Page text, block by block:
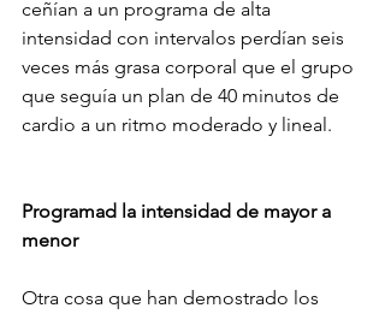
ceñían a un programa de alta
intensidad con intervalos perdían seis
veces más grasa corporal que el grupo
que seguía un plan de 40 minutos de
cardio a un ritmo moderado y lineal.
Programad la intensidad de mayor a
menor
Otra cosa que han demostrado los